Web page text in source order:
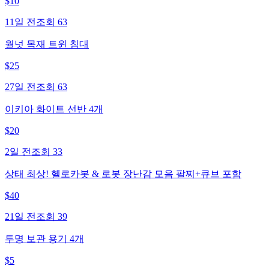
11일 전 조회 63
월넛 목재 트윈 침대
$25
27일 전 조회 63
이키아 화이트 선반 4개
$20
2일 전 조회 33
상태 최상! 헬로카봇 & 로봇 장난감 모음 팔찌+큐브 포함
$40
21일 전 조회 39
투명 보관 용기 4개
$5